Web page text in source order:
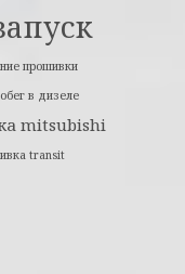
прошивки
в дизеле
mitsubishi
transit